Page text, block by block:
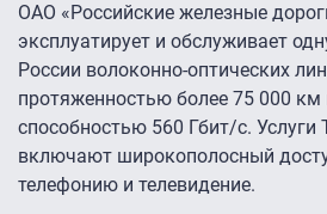
ОАО «Российские железные
эксплуатирует и обслуживает
России волоконно-оптических
протяженностью более 75 000 км
способностью 560 Гбит/с.
включают широкополосный
телефонию и телевидение.